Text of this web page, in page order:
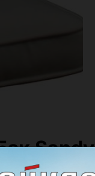
Sandy